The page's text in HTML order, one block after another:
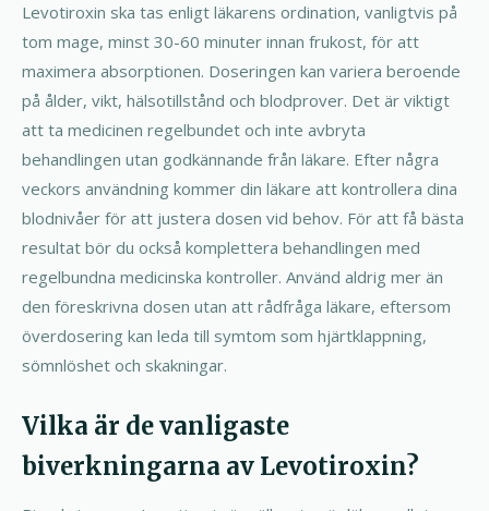
Levotiroxin ska tas enligt läkarens ordination, vanligtvis på
tom mage, minst 30-60 minuter innan frukost, för att
maximera absorptionen. Doseringen kan variera beroende
på ålder, vikt, hälsotillstånd och blodprover. Det är viktigt
att ta medicinen regelbundet och inte avbryta
behandlingen utan godkännande från läkare. Efter några
veckors användning kommer din läkare att kontrollera dina
blodnivåer för att justera dosen vid behov. För att få bästa
resultat bör du också komplettera behandlingen med
regelbundna medicinska kontroller. Använd aldrig mer än
den föreskrivna dosen utan att rådfråga läkare, eftersom
överdosering kan leda till symtom som hjärtklappning,
sömnlöshet och skakningar.
Vilka är de vanligaste
biverkningarna av Levotiroxin?